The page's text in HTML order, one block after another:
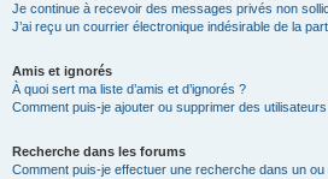
Je continue à recevoir des messages privés non
J’ai reçu un courrier électronique indésirable de la
Amis et ignorés
À quoi sert ma liste d’amis et d’ignorés ?
Comment puis-je ajouter ou supprimer des utilisateurs
Recherche dans les forums
Comment puis-je effectuer une recherche dans un